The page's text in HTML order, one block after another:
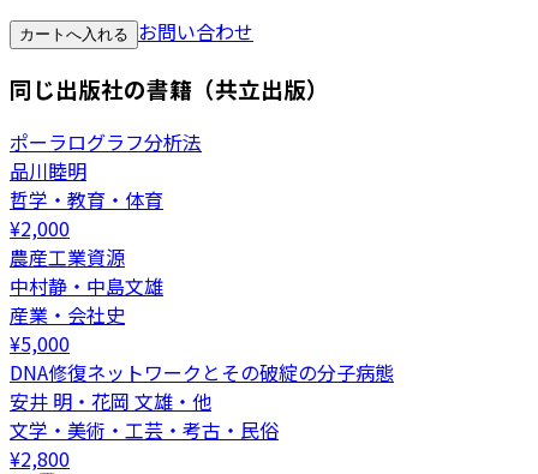
カートへ入れる お問い合わせ
同じ出版社の書籍（共立出版）
ポーラログラフ分析法
品川睦明
哲学・教育・体育
¥2,000
農産工業資源
中村静・中島文雄
産業・会社史
¥5,000
DNA修復ネットワークとその破綻の分子病態
安井 明・花岡 文雄・他
文学・美術・工芸・考古・民俗
¥2,800